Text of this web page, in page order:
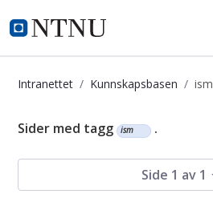
i.ntnu.no
Intranettet Kunnskapsbasen ism
Kunnskapsbasen
Sider med tagg ism .
Side 1 av 1